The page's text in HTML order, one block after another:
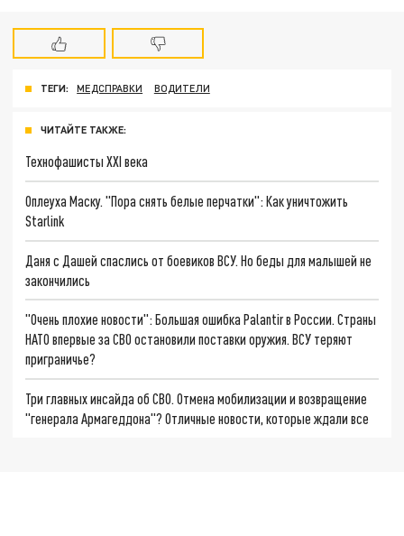
ТЕГИ: МЕДСПРАВКИ ВОДИТЕЛИ
ЧИТАЙТЕ ТАКЖЕ:
Технофашисты XXI века
Оплеуха Маску. "Пора снять белые перчатки": Как уничтожить
Starlink
Даня с Дашей спаслись от боевиков ВСУ. Но беды для малышей не
закончились
"Очень плохие новости": Большая ошибка Palantir в России. Страны
НАТО впервые за СВО остановили поставки оружия. ВСУ теряют
приграничье?
Три главных инсайда об СВО. Отмена мобилизации и возвращение
"генерала Армагеддона"? Отличные новости, которые ждали все